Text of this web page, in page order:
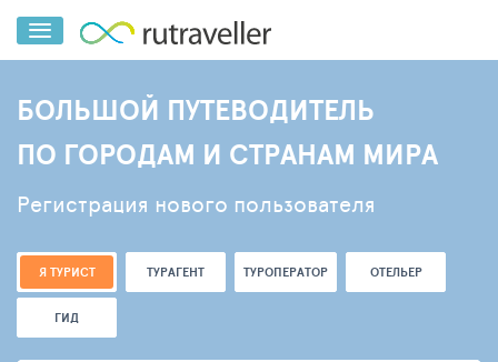
БОЛЬШОЙ ПУТЕВОДИТЕЛЬ
ПО ГОРОДАМ И СТРАНАМ МИРА
Регистрация нового пользователя
Я ТУРИСТ ТУРАГЕНТ ТУРОПЕРАТОР ОТЕЛЬЕР
ГИД